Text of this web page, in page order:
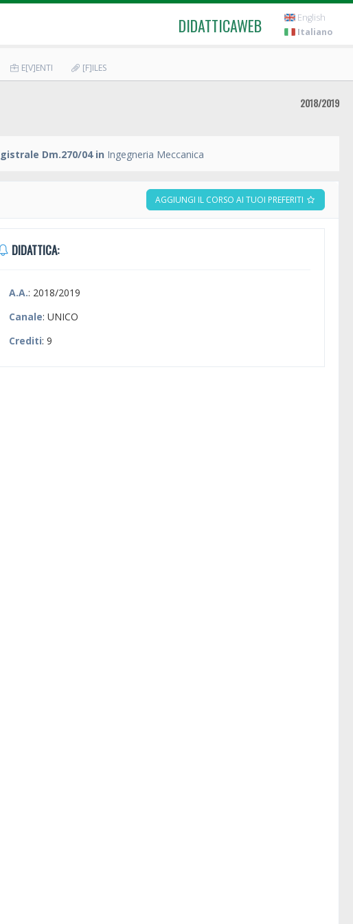
DIDATTICAWEB
English
Italiano
E[V]ENTI [F]ILES
2018/2019
Dm.270/04 in Ingegneria Meccanica
AGGIUNGI IL CORSO AI TUOI PREFERITI
DIDATTICA:
A.A.: 2018/2019
Canale: UNICO
Crediti: 9